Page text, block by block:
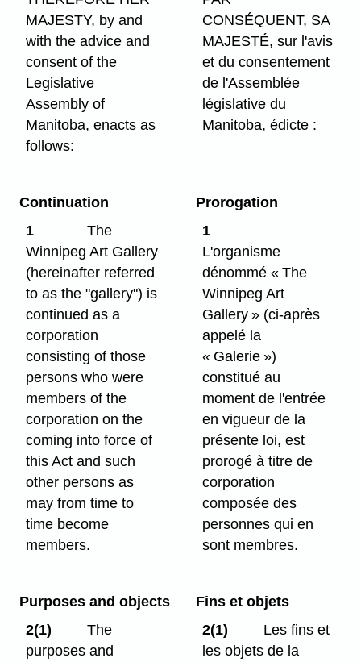
MAJESTY, by and
with the advice and
consent of the
Legislative
Assembly of
Manitoba, enacts as
follows:
CONSÉQUENT, SA
MAJESTÉ, sur l'avis
et du consentement
de l'Assemblée
législative du
Manitoba, édicte :
Continuation
1
The
Winnipeg Art Gallery
(hereinafter referred
to as the "gallery") is
continued as a
corporation
consisting of those
persons who were
members of the
corporation on the
coming into force of
this Act and such
other persons as
may from time to
time become
members.
Prorogation
1
L'organisme
dénommé « The
Winnipeg Art
Gallery » (ci-après
appelé la
« Galerie »)
constitué au
moment de l'entrée
en vigueur de la
présente loi, est
prorogé à titre de
corporation
composée des
personnes qui en
sont membres.
Purposes and objects
2(1)
The
purposes and
Fins et objets
2(1)
Les fins et
les objets de la